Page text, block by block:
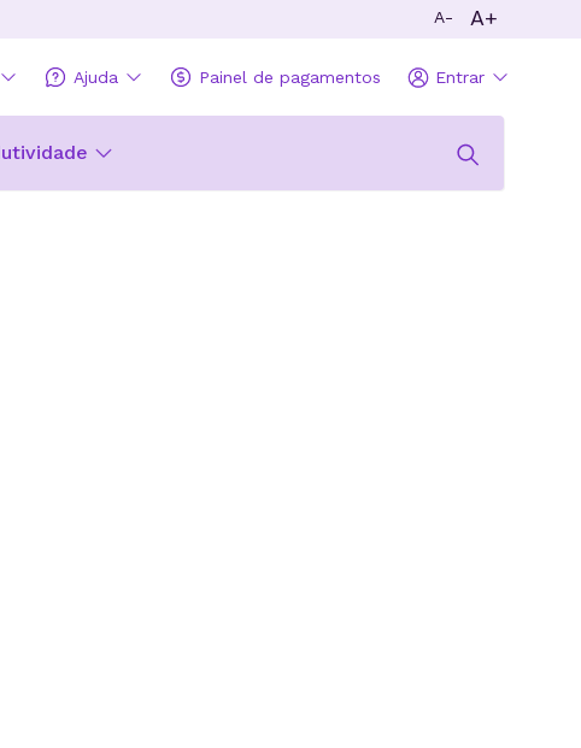
A- A+
Ajuda Painel de pagamentos Entrar